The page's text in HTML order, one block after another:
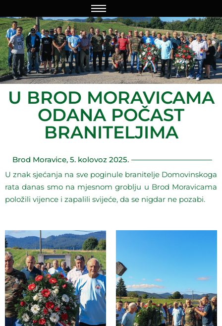
U BROD MORAVICAMA
ODANA POČAST
BRANITELJIMA
Brod Moravice, 5. kolovoz 2025.
U znak sjećanja na sve poginule branitelje Domovinskoga
rata danas smo na mjesnom groblju u Brod Moravicama
položili vijence i zapalili svijeće, da se nigdar ne pozabi.